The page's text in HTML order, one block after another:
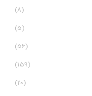
(8)
(5)
(56)
(159)
(20)